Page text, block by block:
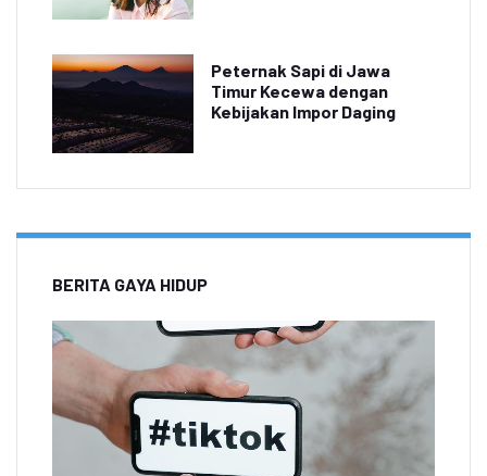
Peternak Sapi di Jawa
Timur Kecewa dengan
Kebijakan Impor Daging
BERITA GAYA HIDUP